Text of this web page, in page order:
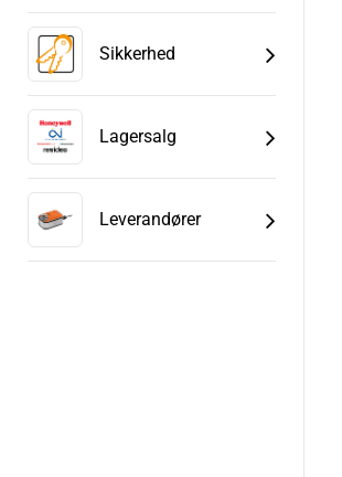
Sikkerhed
Lagersalg
Leverandører